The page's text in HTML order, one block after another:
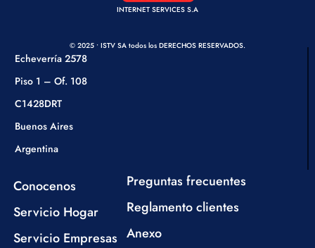
INTERNET SERVICES S.A
© 2025 • ISTV SA todos los DERECHOS RESERVADOS.
Echeverría 2578
Piso 1 – Of. 108
C1428DRT
Buenos Aires
Argentina
Conocenos
Servicio Hogar
Servicio Empresas
Preguntas frecuentes
Reglamento clientes
Anexo